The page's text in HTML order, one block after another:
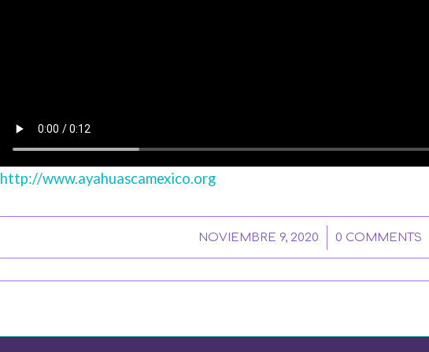
http://www.ayahuascamexico.org
NOVIEMBRE 9, 2020 0 COMMENTS
/